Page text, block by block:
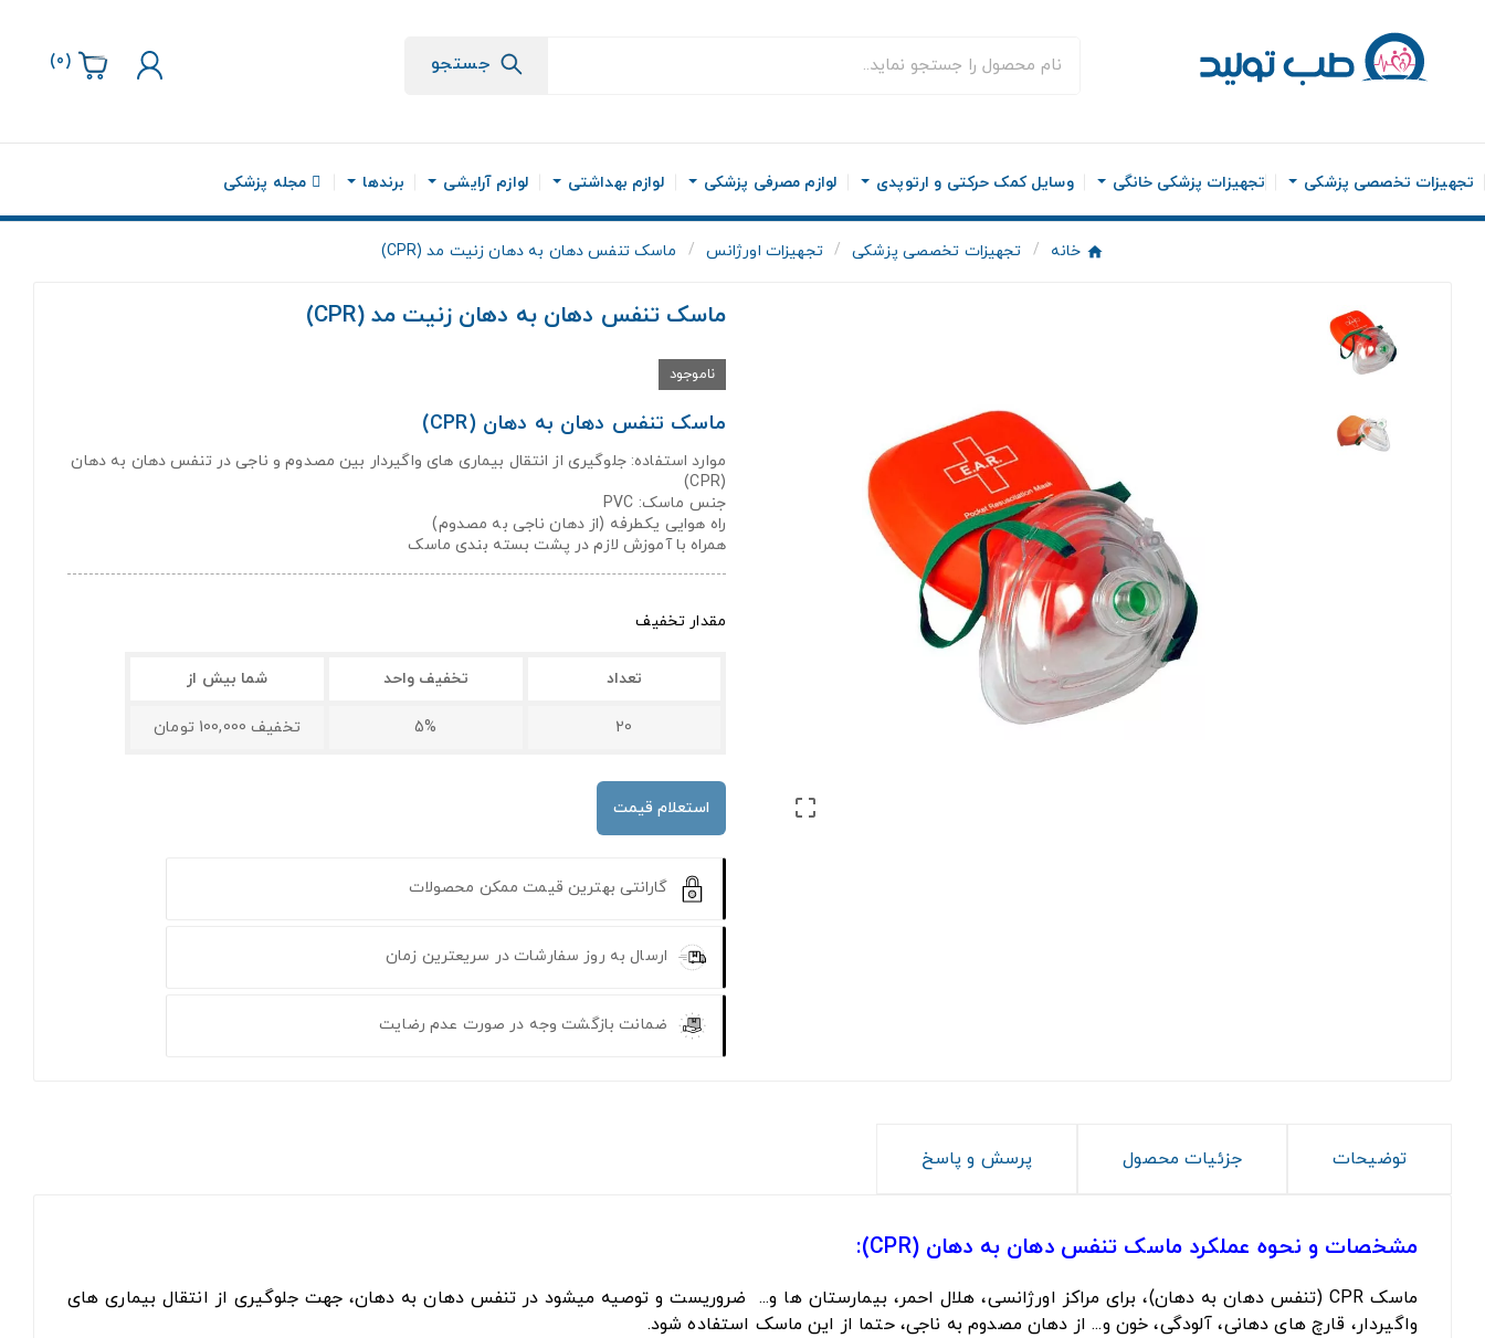
جستجو (
0
)
تجهیزات تخصصی پزشکی تجهیزات پزشکی خانگی وسایل کمک حرکتی و ارتوپدی لوازم مصرفی پزشکی لوازم بهداشتی لوازم آرایشی برندها مجله پزشکی
خانه تجهیزات تخصصی پزشکی تجهیزات اورژانس ماسک تنفس دهان به دهان زنیت مد (CPR)

ماسک تنفس دهان به دهان زنیت مد (CPR)
ناموجود
ماسک تنفس دهان به دهان (CPR)
موارد استفاده: جلوگیری از انتقال بیماری های واگیردار بین مصدوم و ناجی در تنفس دهان به دهان
(CPR)
جنس ماسک: PVC
راه هوایی یکطرفه (از دهان ناجی به مصدوم)
همراه با آموزش لازم در پشت بسته بندی ماسک
مقدار تخفیف
تعداد تخفیف واحد شما بیش از
20
5% تخفیف 100,000 تومان
استعلام قیمت
گارانتی بهترین قیمت ممکن محصولات
ارسال به روز سفارشات در سریعترین زمان
ضمانت بازگشت وجه در صورت عدم رضایت
توضیحات جزئیات محصول پرسش و پاسخ
مشخصات و نحوه عملکرد ماسک تنفس دهان به دهان (CPR):
ماسک CPR (تنفس دهان به دهان)، برای مراکز اورژانسی، هلال احمر، بیمارستان ها و... ضروریست و توصیه میشود در تنفس دهان به دهان، جهت جلوگیری از انتقال بیماری های
واگیردار، قارچ های دهانی، آلودگی، خون و... از دهان مصدوم به ناجی، حتما از این ماسک استفاده شود.